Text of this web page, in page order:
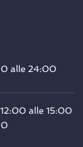
alle 24:00
alle 15:00